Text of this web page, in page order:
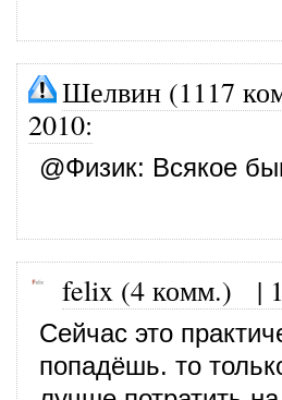
Шелвин (1117
2010:
@Физик: Всякое
felix (4 комм.) |
Сейчас это
попадёшь. то